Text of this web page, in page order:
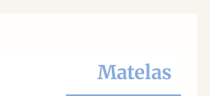
Matelas